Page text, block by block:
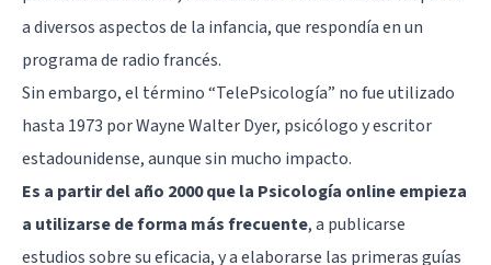
a diversos aspectos de la infancia, que respondía en un
programa de radio francés.
Sin embargo, el término “TelePsicología” no fue utilizado
hasta 1973 por Wayne Walter Dyer, psicólogo y escritor
estadounidense, aunque sin mucho impacto.
Es a partir del año 2000 que la Psicología online empieza
a utilizarse de forma más frecuente, a publicarse
estudios sobre su eficacia, y a elaborarse las primeras guías